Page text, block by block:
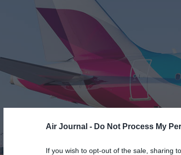
Air Journal - Do Not Process My
If you wish to opt-out of the sale, sharing